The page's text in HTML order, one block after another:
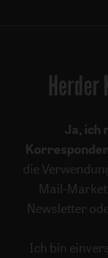
Ja, ich
die
Mail-
Newsletter
Ich bin